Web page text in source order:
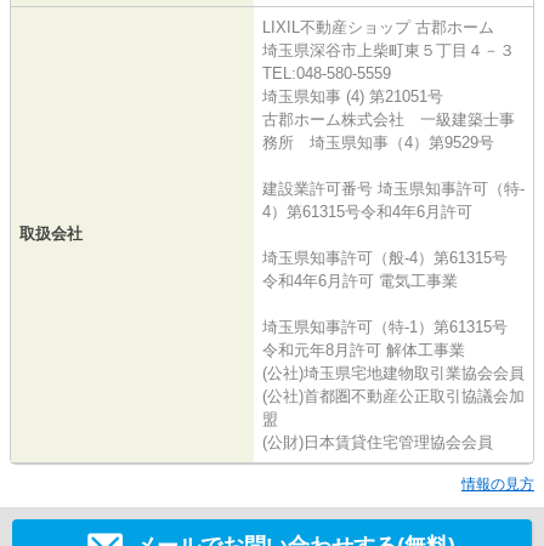
取扱会社
LIXIL不動産ショップ 古郡ホーム
埼玉県深谷市上柴町東５丁目４－３
TEL:048-580-5559
埼玉県知事 (4) 第21051号
古郡ホーム株式会社 一級建築士事
務所 埼玉県知事（4）第9529号
建設業許可番号 埼玉県知事許可（特-
4）第61315号令和4年6月許可
埼玉県知事許可（般-4）第61315号
令和4年6月許可 電気工事業
埼玉県知事許可（特-1）第61315号
令和元年8月許可 解体工事業
(公社)埼玉県宅地建物取引業協会会員
(公社)首都圏不動産公正取引協議会加
盟
(公財)日本賃貸住宅管理協会会員
情報の見方